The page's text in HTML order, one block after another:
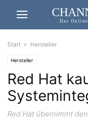
Das
Start Hersteller
Hersteller
Red Hat
Red Hat übernimmt